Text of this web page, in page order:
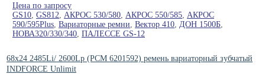
Цена по запросу
GS10 GS812 АКРОС 530/580 АКРОС 550/585 АКРОС
590/595Plus Вариаторные ремни Вектор 410 ДОН 1500Б
НОВА320/330/340 ПАЛЕССЕ GS-12
68x24 2485Li/ 2600Lp (PCM 6201592) ремень вариаторный зубчатый
INDFORCE Unlimit